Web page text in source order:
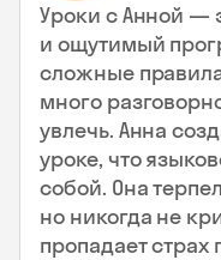
Уроки с Анной —
и ощутимый
сложные
много
увлечь. Анна
уроке, что
собой. Она
но никогда не
пропадает страх